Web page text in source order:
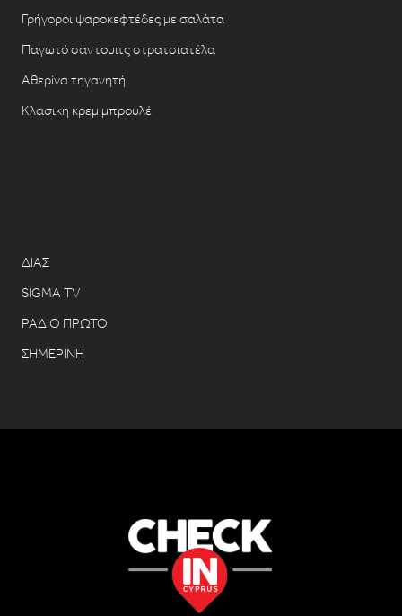
Γρήγοροι ψαροκεφτέδες με σαλάτα
Παγωτό σάντουιτς στρατσιατέλα
Αθερίνα τηγανητή
Κλασική κρεμ μπρουλέ
ΔΙΑΣ
SIGMA TV
ΡΑΔΙΟ ΠΡΩΤΟ
ΣΗΜΕΡΙΝΗ